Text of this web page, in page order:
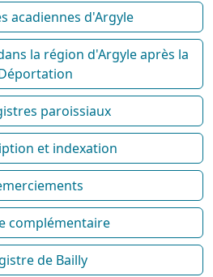
acadiennes d'Argyle
la région d'Argyle après la
paroissiaux
et indexation
complémentaire
de Bailly